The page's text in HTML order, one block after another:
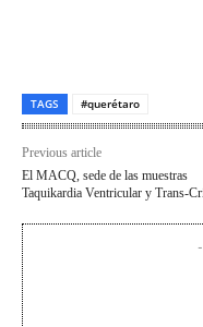
TAGS #querétaro
Previous article
El MACQ, sede de las muestras
Taquikardia Ventricular y Trans-